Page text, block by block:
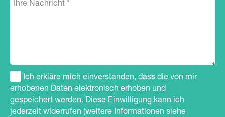
Ich erkläre mich einverstanden, dass die von mir
erhobenen Daten elektronisch erhoben und
gespeichert werden. Diese Einwilligung kann ich
jederzeit widerrufen (weitere Informationen siehe